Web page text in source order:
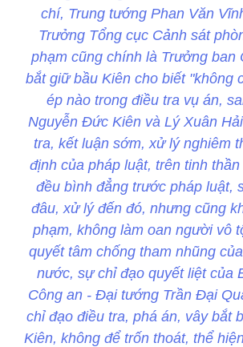
chí, Trung tướng Phan Văn
Trưởng Tổng cục Cảnh sát
phạm cũng chính là Trưởng ban
bắt giữ bầu Kiên cho biết "không
ép nào trong điều tra vụ án,
Nguyễn Đức Kiên và Lý Xuân
tra, kết luận sớm, xử lý nghiêm
định của pháp luật, trên tinh
đều bình đẳng trước pháp luật,
đâu, xử lý đến đó, nhưng cũng
phạm, không làm oan người vô
quyết tâm chống tham nhũng
nước, sự chỉ đạo quyết liệt của
Công an - Đại tướng Trần Đại
chỉ đạo điều tra, phá án, vây bắt
Kiên, không để trốn thoát, thể